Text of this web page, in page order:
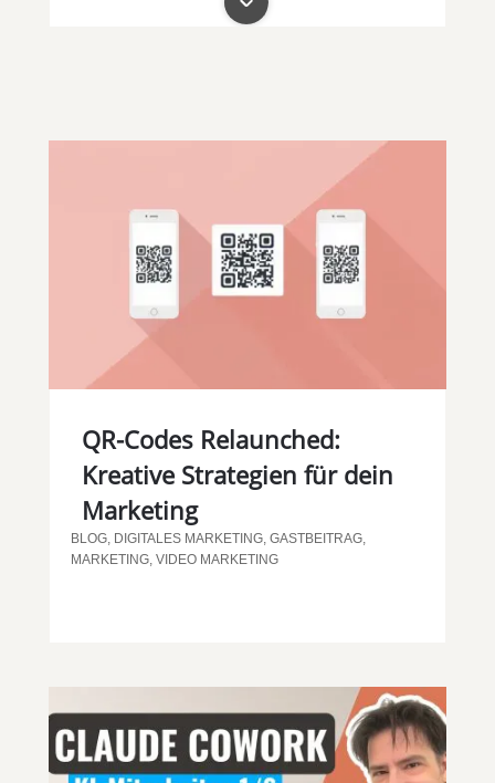
QR-Codes Relaunched:
Kreative Strategien für dein
Marketing
BLOG, DIGITALES MARKETING, GASTBEITRAG,
MARKETING, VIDEO MARKETING